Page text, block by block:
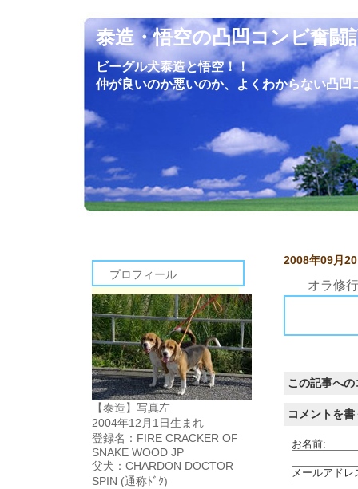
泰造・悟空の凸凹コンビ奮闘
ビーグル犬泰造と悟空！！
仲が良いのか悪いのか、よくわからない凸凹
プロフィール
【泰造】写真左
2004年12月1日生まれ
登録名：FIRE CRACKER OF
SNAKE WOOD JP
父犬：CHARDON DOCTOR
SPIN (通称ﾄﾞｸ)
2008年09月
オラ修
この記事への
コメントを書
お名前:
メールアド